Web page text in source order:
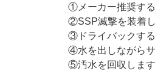
①メーカー推奨する
②SSP滅撃を装着し
③ドライバックする
④水を出しながらサ
⑤汚水を回収します